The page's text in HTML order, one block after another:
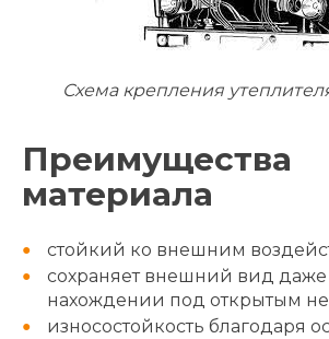
Схема крепления
Преимущества
материала
стойкий ко внешним
сохраняет внешний вид
нахождении под открытым
износостойкость благодаря